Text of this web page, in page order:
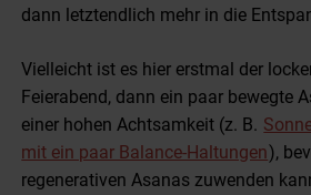
dann letztendlich mehr in die
Vielleicht ist es hier erstmal der
Feierabend, dann ein paar bewegte
einer hohen Achtsamkeit (z. B.
mit ein paar Balance-Haltungen),
regenerativen Asanas zuwenden